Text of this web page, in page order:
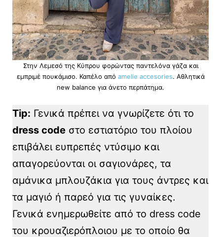
Στην Λεμεσό της Κύπρου φορώντας παντελόνα γάζα και
εμπριμέ πουκάμισο. Καπέλο από amelie accesories. Αθλητικά
new balance για άνετο περπάτημα.
Tip: Γενικά πρέπει να γνωρίζετε ότι το
dress code στο εστιατόριο του πλοίου
επιβάλει ευπρεπές ντύσιμο και
απαγορεύονται οι σαγιονάρες, τα
αμάνικα μπλουζάκια για τους άντρες και
τα μαγιό ή παρεό για τις γυναίκες.
Γενικά ενημερωθείτε από το dress code
του κρουαζιερόπλοιου με το οποίο θα